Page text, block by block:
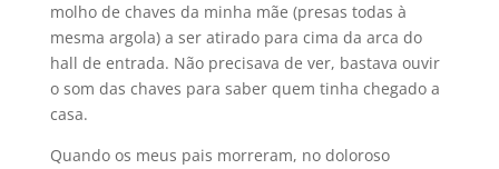
molho de chaves da minha mãe (presas todas à
mesma argola) a ser atirado para cima da arca do
hall de entrada. Não precisava de ver, bastava ouvir
o som das chaves para saber quem tinha chegado a
casa.
Quando os meus pais morreram, no doloroso